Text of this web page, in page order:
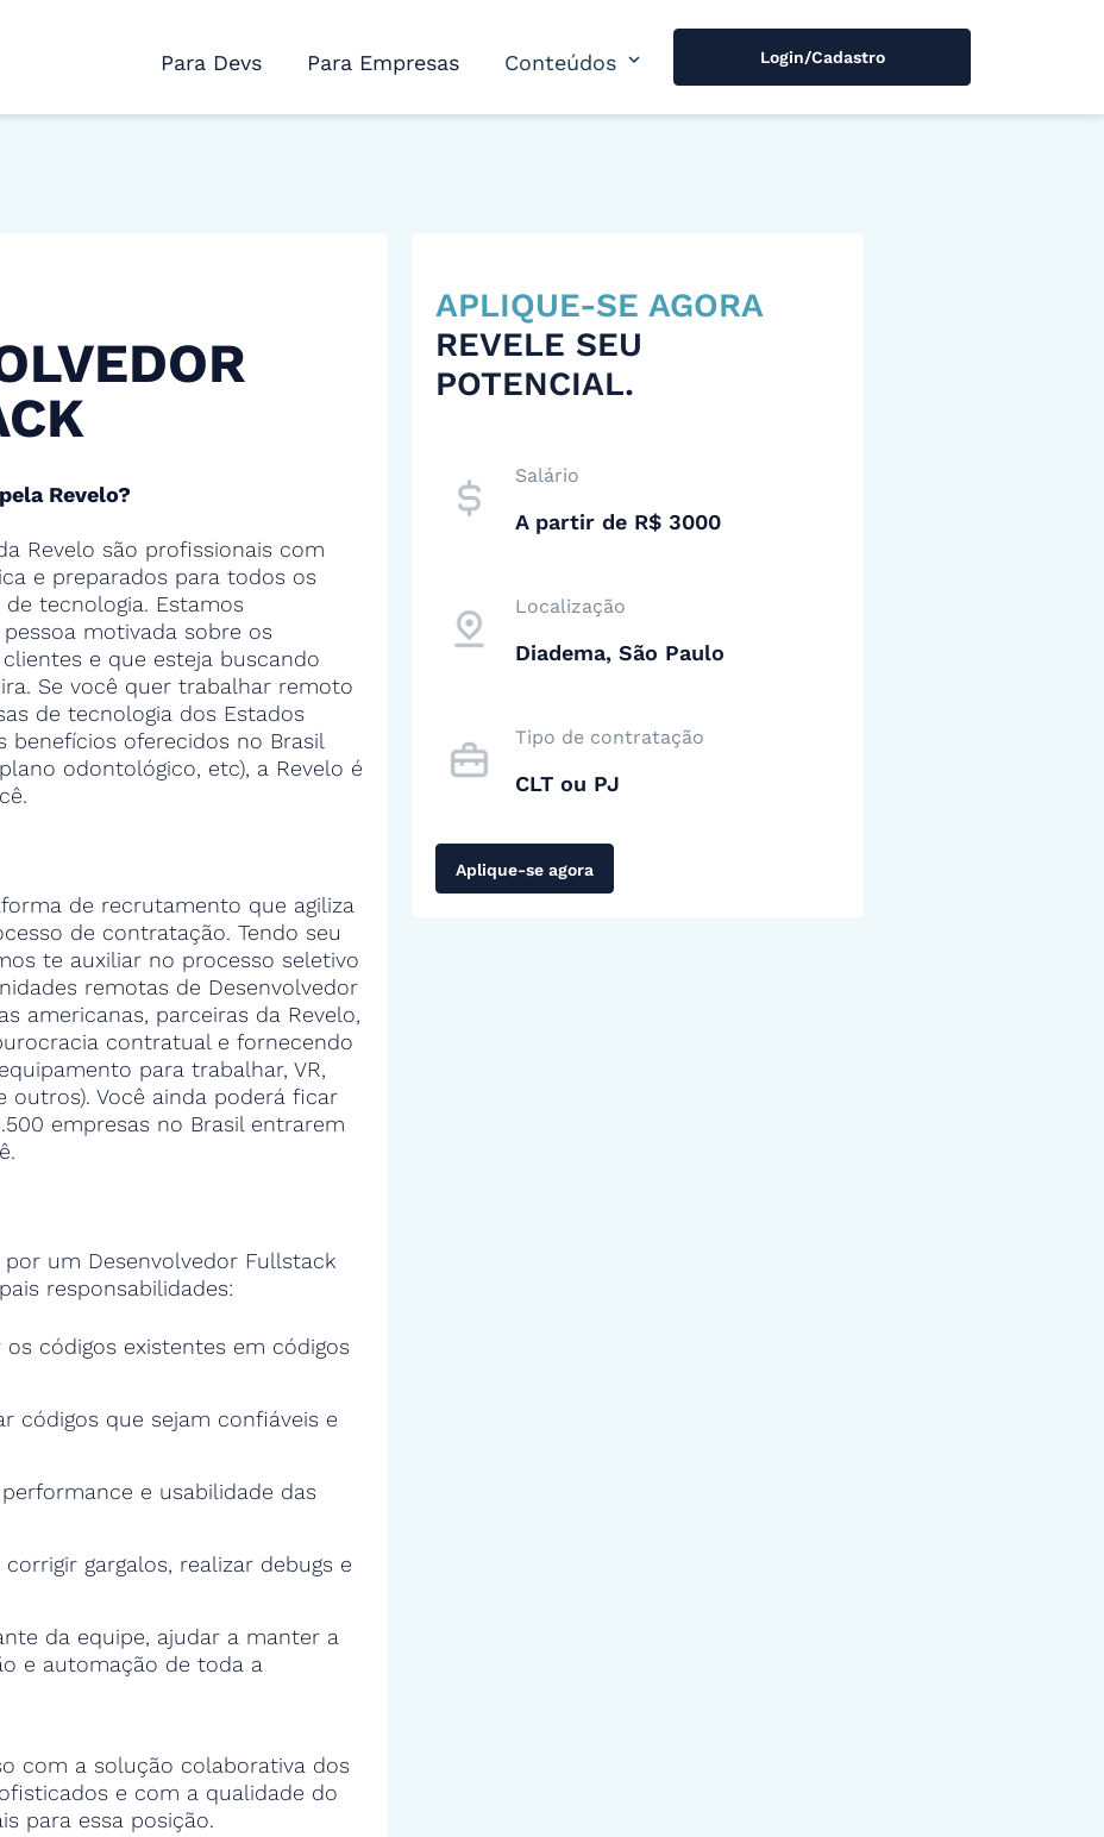
Para Devs Para Empresas Conteúdos expand_more Login/Cadastro
Revelo?
Revelo são profissionais com
e preparados para todos os
tecnologia. Estamos
motivada sobre os
e que esteja buscando
Se você quer trabalhar remoto
de tecnologia dos Estados
benefícios oferecidos no Brasil
odontológico, etc), a Revelo é
de recrutamento que agiliza
de contratação. Tendo seu
te auxiliar no processo seletivo
remotas de Desenvolvedor
americanas, parceiras da Revelo,
contratual e fornecendo
para trabalhar, VR,
outros). Você ainda poderá ficar
empresas no Brasil entrarem
um Desenvolvedor Fullstack
responsabilidades:
os códigos existentes em códigos
códigos que sejam confiáveis e
e usabilidade das
gargalos, realizar debugs e
da equipe, ajudar a manter a
e automação de toda a
com a solução colaborativa dos
e com a qualidade do
para essa posição.
APLIQUE-SE AGORA
REVELE SEU
POTENCIAL.
Salário
A partir de R$ 3000
Localização
Diadema, São Paulo
Tipo de contratação
CLT ou PJ
Aplique-se agora